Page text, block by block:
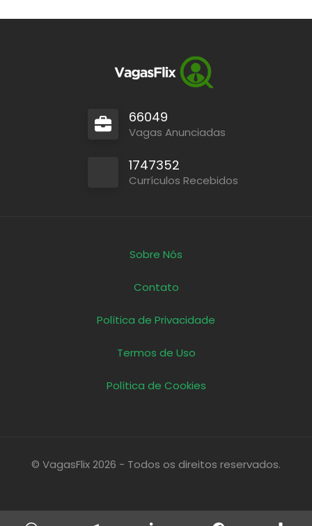
66049
Vagas Anunciadas
1747352
Currículos Recebidos
Sobre Nós
Contato
Política de Privacidade
Termos de Uso
Política de Cookies
© VagasFlix 2026 - Todos os direitos reservados.